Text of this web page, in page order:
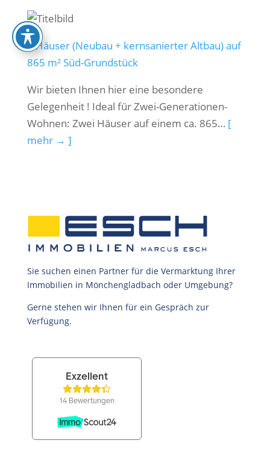
2 Häuser (Neubau + kernsanierter Altbau) auf
865 m² Süd-Grundstück
Wir bieten Ihnen hier eine besondere
Gelegenheit ! Ideal für Zwei-Generationen-
Wohnen: Zwei Häuser auf einem ca. 865… [
mehr → ]
Sie suchen einen Partner für die Vermarktung Ihrer
Immobilien in Mönchengladbach oder Umgebung?
Gerne stehen wir Ihnen für ein Gespräch zur
Verfügung.